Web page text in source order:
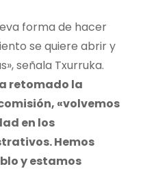
forma de hacer
se quiere abrir y
señala Txurruka.
retomado la
«volvemos
en los
Hemos
y estamos